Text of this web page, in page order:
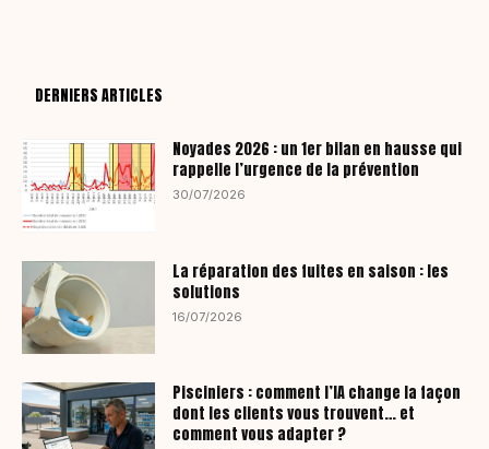
DERNIERS ARTICLES
Noyades 2026 : un 1er bilan en hausse qui
rappelle l’urgence de la prévention
30/07/2026
La réparation des fuites en saison : les
solutions
16/07/2026
Pisciniers : comment l’IA change la façon
dont les clients vous trouvent… et
comment vous adapter ?